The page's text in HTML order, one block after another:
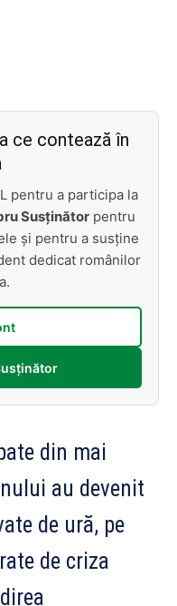
ce contează în
pentru a participa la
Susținător pentru
și pentru a susține
dedicat românilor
din mai
au devenit
de ură, pe
de criza